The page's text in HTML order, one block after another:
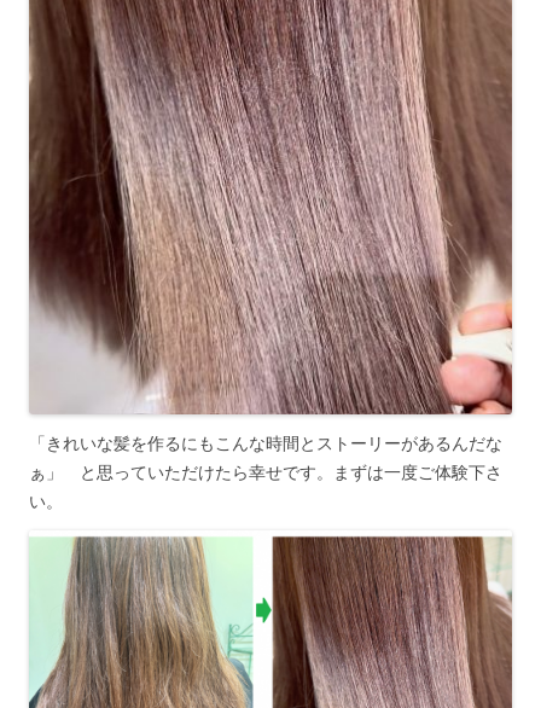
「きれいな髪を作るにもこんな時間とストーリーがあるんだな
ぁ」 と思っていただけたら幸せです。まずは一度ご体験下さ
い。